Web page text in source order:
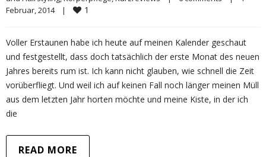
Februar, 2014
| 1
Voller Erstaunen habe ich heute auf meinen Kalender geschaut
und festgestellt, dass doch tatsächlich der erste Monat des neuen
Jahres bereits rum ist. Ich kann nicht glauben, wie schnell die Zeit
vorüberfliegt. Und weil ich auf keinen Fall noch länger meinen Müll
aus dem letzten Jahr horten möchte und meine Kiste, in der ich
die
READ MORE